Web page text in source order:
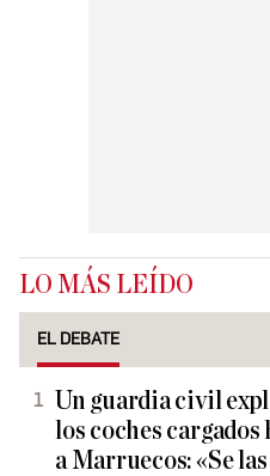
LO MÁS LEÍDO
EL DEBATE
Un guardia civil
los coches cargados
a Marruecos: «Se